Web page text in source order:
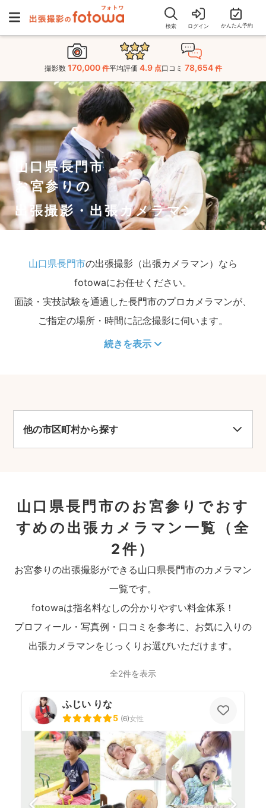
検索 ログイン かんたん予約
撮影数 170,000 件平均評価 4.9 点口コミ 78,654 件
山口県長門市
お宮参りの
出張撮影・出張カメラマン
山口県長門市の出張撮影（出張カメラマン）なら
fotowaにお任せください。
面談・実技試験を通過した長門市のプロカメラマンが、
ご指定の場所・時間に記念撮影に伺います。
続きを表示
他の市区町村から探す
山口県長門市のお宮参りでおす
すめの出張カメラマン一覧
（全
2件）
お宮参りの出張撮影ができる山口県長門市のカメラマン
一覧です。
fotowaは指名料なしの分かりやすい料金体系！
プロフィール・写真例・口コミを参考に、お気に入りの
出張カメラマンをじっくりお選びいただけます。
全2件を表示
ふじい りな
5 (6)女性